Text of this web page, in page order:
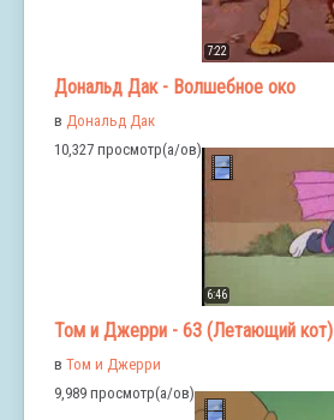
7:22
Дональд Дак - Волшебное око
в Дональд Дак
10,327 просмотр(а/ов)
6:46
Том и Джерри - 63 (Летающий кот)
в Том и Джерри
9,989 просмотр(а/ов)